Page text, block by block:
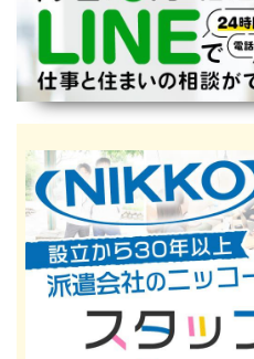
沖縄エリア
社員口コミ
特集ページ
よくある質問
スタッフBLOG
お仕事相談予約
アクセス
ご相談・お問い合わせ
企業ご担当者様へ
個人情報保護方針